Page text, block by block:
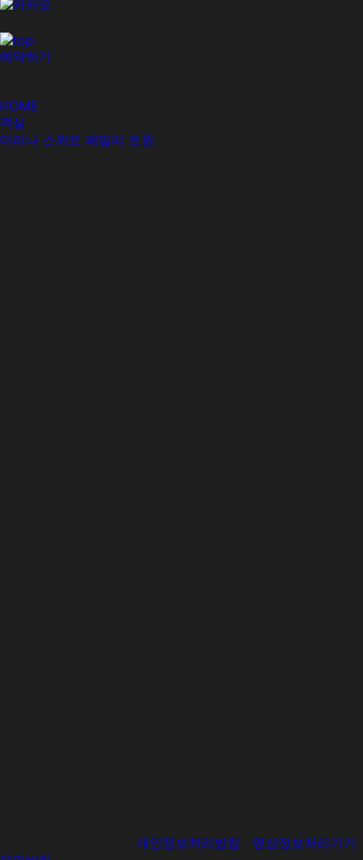
예약하기
HOME
객실
마리나 스위트 패밀리 트윈
개인정보처리방침
영상정보처리기기